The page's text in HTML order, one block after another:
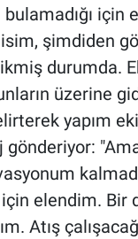
için
şimdiden
durumda.
üzerine
yapım
gönderiyor:
için elendim. Bir
Atış